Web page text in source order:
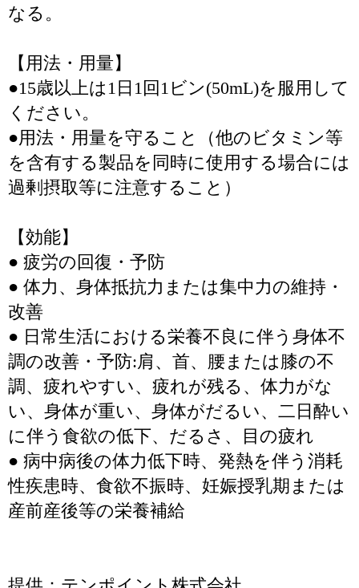
なる。
【用法・用量】
●15歳以上は1日1回1ビン(50mL)を服用して
ください。
●用法・用量を守ること（他のビタミン等
を含有する製品を同時に使用する場合には
過剰摂取等に注意すること）
【効能】
● 疲労の回復・予防
● 体力、身体抵抗力または集中力の維持・
改善
● 日常生活における栄養不良に伴う身体不
調の改善・予防:肩、首、腰または膝の不
調、疲れやすい、疲れが残る、体力がな
い、身体が重い、身体がだるい、二日酔い
に伴う食欲の低下、だるさ、目の疲れ
● 病中病後の体力低下時、発熱を伴う消耗
性疾患時、食欲不振時、妊娠授乳期または
産前産後等の栄養補給